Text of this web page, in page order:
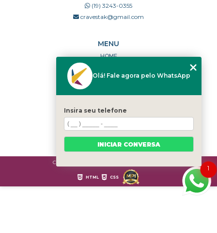
(19) 3243-0355
cravestak@gmail.com
MENU
HOME
PORTFÓLIO
DÚVIDAS FREQUENTES
CATEGORIAS
MAPA DO SITE
Copyright © Cravestak. (Lei 9610 de 19/02/1998)
HTML CSS
1
Olá! Fale agora pelo WhatsApp
Insira seu telefone
INICIAR CONVERSA